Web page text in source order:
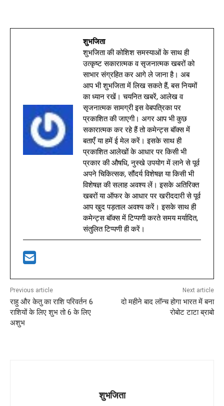
शुभजिता
शुभजिता की कोशिश समस्याओं के साथ ही
उत्कृष्ट सकारात्मक व सृजनात्मक खबरों को
साभार संग्रहित कर आगे ले जाना है। अब
आप भी शुभजिता में लिख सकते हैं, बस नियमों
का ध्यान रखें। चयनित खबरें, आलेख व
सृजनात्मक सामग्री इस वेबपत्रिका पर
प्रकाशित की जाएगी। अगर आप भी कुछ
सकारात्मक कर रहे हैं तो कमेन्ट्स बॉक्स में
बताएँ या हमें ई मेल करें। इसके साथ ही
प्रकाशित आलेखों के आधार पर किसी भी
प्रकार की औषधि, नुस्खे उपयोग में लाने से पूर्व
अपने चिकित्सक, सौंदर्य विशेषज्ञ या किसी भी
विशेषज्ञ की सलाह अवश्य लें। इसके अतिरिक्त
खबरों या ऑफर के आधार पर खरीददारी से पूर्व
आप खुद पड़ताल अवश्य करें। इसके साथ ही
कमेन्ट्स बॉक्स में टिप्पणी करते समय मर्यादित,
संतुलित टिप्पणी ही करें।
Previous article
राहु और केतु का राश‌ि पर‌िवर्तन 6
राश‌ियों के ल‌िए शुभ तो 6 के ल‌िए
अशुभ
Next article
दो महीने बाद लॉन्च होगा भारत में बना
रोबोट टाटा ब्राबो
शुभजिता